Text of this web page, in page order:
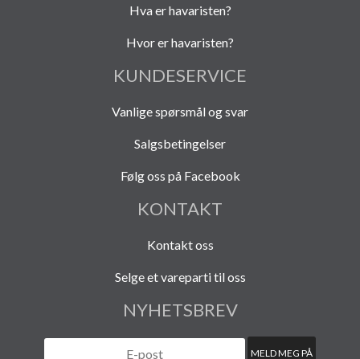
Hva er havaristen?
Hvor er havaristen?
KUNDESERVICE
Vanlige spørsmål og svar
Salgsbetingelser
Følg oss på Facebook
KONTAKT
Kontakt oss
Selge et vareparti til oss
NYHETSBREV